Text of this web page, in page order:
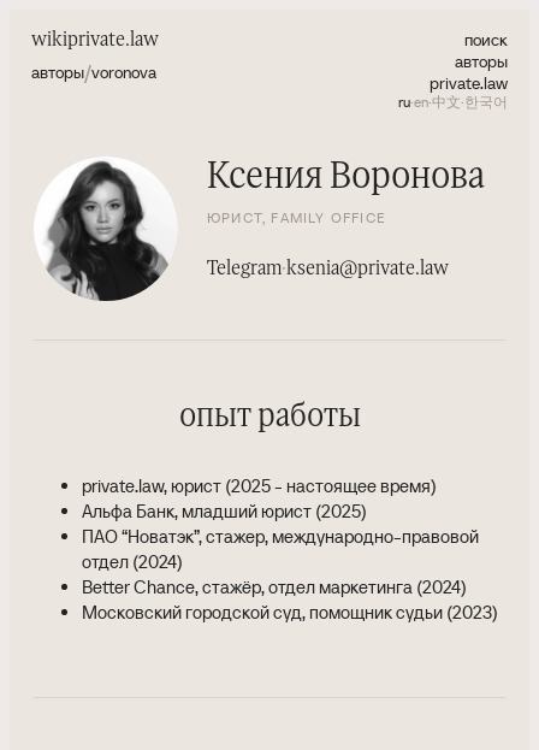
wikiprivate.law
авторы/voronova
поиск
авторы
private.law
ru·en·中文·한국어
Ксения Воронова
ЮРИСТ, FAMILY OFFICE
Telegram·ksenia@private.law
опыт работы
private.law, юрист (2025 - настоящее время)
Альфа Банк, младший юрист (2025)
ПАО “Новатэк”, стажер, международно-правовой
отдел (2024)
Better Chance, стажёр, отдел маркетинга (2024)
Московский городской суд, помощник судьи (2023)